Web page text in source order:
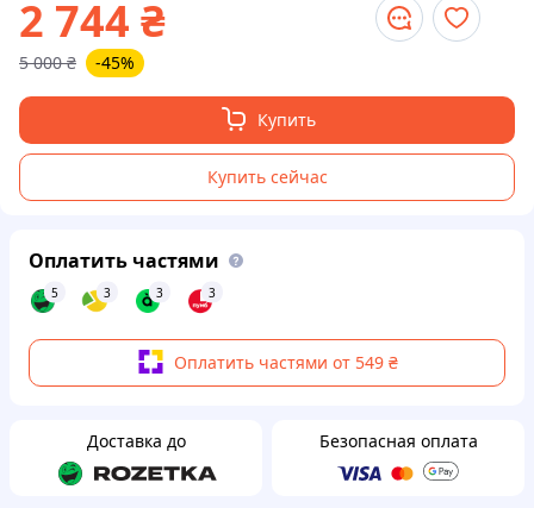
2 744 ₴
5 000 ₴ -45%
Купить
Купить сейчас
Оплатить частями
5 3 3 3
Оплатить частями от 549 ₴
Доставка до Безопасная оплата